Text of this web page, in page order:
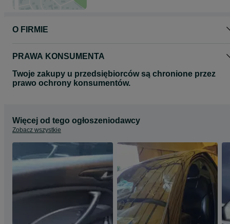
O FIRMIE
PRAWA KONSUMENTA
Twoje zakupy u przedsiębiorców są chronione przez
prawo ochrony konsumentów.
Więcej od tego ogłoszeniodawcy
Zobacz wszystkie